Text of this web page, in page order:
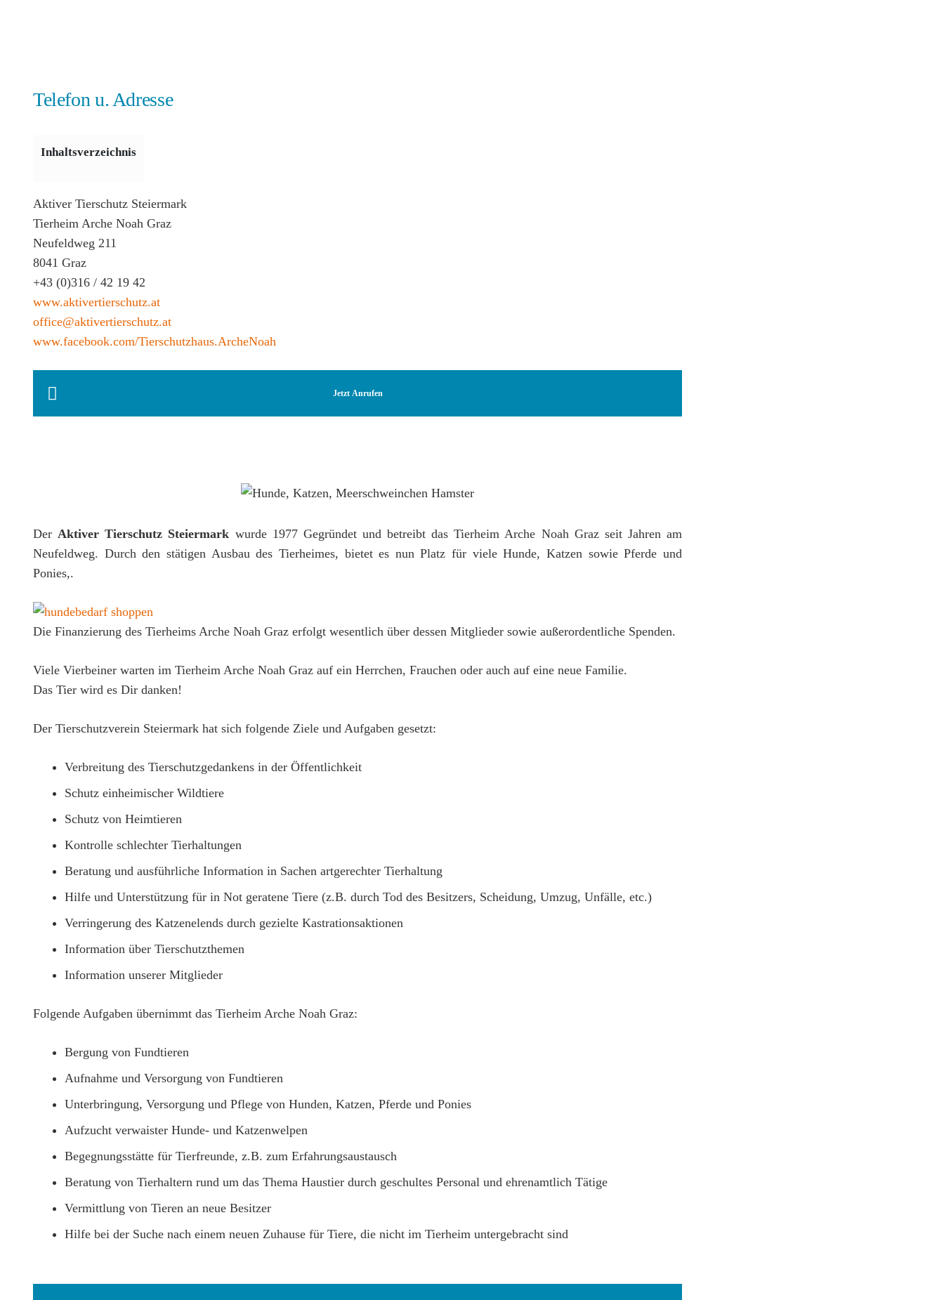
Telefon u. Adresse
Inhaltsverzeichnis
Aktiver Tierschutz Steiermark
Tierheim Arche Noah Graz
Neufeldweg 211
8041 Graz
+43 (0)316 / 42 19 42
www.aktivertierschutz.at
office@aktivertierschutz.at
www.facebook.com/Tierschutzhaus.ArcheNoah
Jetzt Anrufen
DerAktiver Tierschutz Steiermark wurde 1977 Gegründet und betreibt das Tierheim Arche Noah Graz seit Jahren am
Neufeldweg. Durch den stätigen Ausbau des Tierheimes, bietet es nun Platz für viele Hunde, Katzen sowie Pferde und
Ponies,.
Die Finanzierung des Tierheims Arche Noah Graz erfolgt wesentlich über dessen Mitglieder sowie außerordentliche Spenden.
Viele Vierbeiner warten im Tierheim Arche Noah Graz auf ein Herrchen, Frauchen oder auch auf eine neue Familie.
Das Tier wird es Dir danken!
Der Tierschutzverein Steiermark hat sich folgende Ziele und Aufgaben gesetzt:
Verbreitung des Tierschutzgedankens in der Öffentlichkeit
Schutz einheimischer Wildtiere
Schutz von Heimtieren
Kontrolle schlechter Tierhaltungen
Beratung und ausführliche Information in Sachen artgerechter Tierhaltung
Hilfe und Unterstützung für in Not geratene Tiere (z.B. durch Tod des Besitzers, Scheidung, Umzug, Unfälle, etc.)
Verringerung des Katzenelends durch gezielte Kastrationsaktionen
Information über Tierschutzthemen
Information unserer Mitglieder
Folgende Aufgaben übernimmt das Tierheim Arche Noah Graz:
Bergung von Fundtieren
Aufnahme und Versorgung von Fundtieren
Unterbringung, Versorgung und Pflege von Hunden, Katzen, Pferde und Ponies
Aufzucht verwaister Hunde- und Katzenwelpen
Begegnungsstätte für Tierfreunde, z.B. zum Erfahrungsaustausch
Beratung von Tierhaltern rund um das Thema Haustier durch geschultes Personal und ehrenamtlich Tätige
Vermittlung von Tieren an neue Besitzer
Hilfe bei der Suche nach einem neuen Zuhause für Tiere, die nicht im Tierheim untergebracht sind